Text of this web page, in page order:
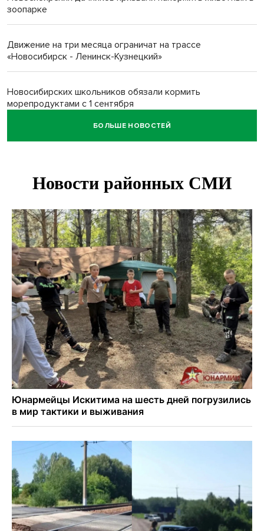
зоопарке
Движение на три месяца ограничат на трассе
«Новосибирск - Ленинск-Кузнецкий»
Новосибирских школьников обязали кормить
морепродуктами с 1 сентября
Июль-2026 вошел в топ-6 самых жарких за все время
Секрет при выборе макарон раскрыла новосибирцам
Перец-змея вырос в огороде жительницы
Каргата
Полная программа празднования Дня физкультурника
опубликована в Новосибирске
БОЛЬШЕ НОВОСТЕЙ